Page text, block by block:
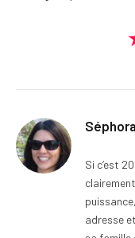
Si c’est
adresse